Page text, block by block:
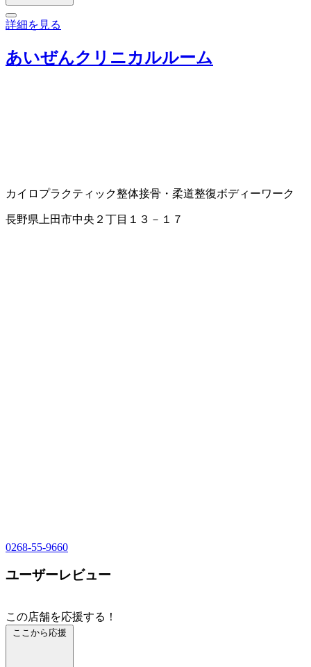
詳細を見る
あいぜんクリニカルルーム
カイロプラクティック整体接骨・柔道整復ボディーワーク
長野県上田市中央２丁目１３－１７
0268-55-9660
ユーザーレビュー
この店舗を応援する！
ここから応援